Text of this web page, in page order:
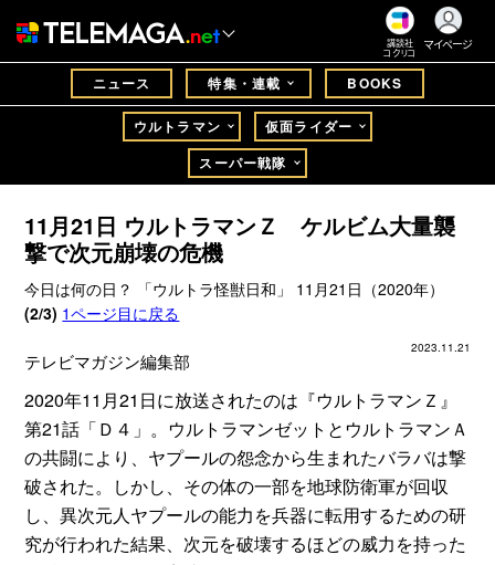
講談社
コクリコ
マイページ
ニュース 特集・連載 BOOKS
ウルトラマン
仮面ライダー
スーパー戦隊
11月21日 ウルトラマンＺ ケルビム大量襲
撃で次元崩壊の危機
今日は何の日？ 「ウルトラ怪獣日和」 11月21日（2020年）
(2/3) 1ページ目に戻る
2023.11.21
テレビマガジン編集部
2020年11月21日に放送されたのは『ウルトラマンＺ』
第21話「Ｄ４」。ウルトラマンゼットとウルトラマンＡ
の共闘により、ヤプールの怨念から生まれたバラバは撃
破された。しかし、その体の一部を地球防衛軍が回収
し、異次元人ヤプールの能力を兵器に転用するための研
究が行われた結果、次元を破壊するほどの威力を持った